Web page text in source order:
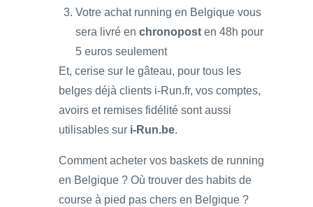
Votre achat running en Belgique vous
sera livré en chronopost en 48h pour
5 euros seulement
Et, cerise sur le gâteau, pour tous les
belges déjà clients i-Run.fr, vos comptes,
avoirs et remises fidélité sont aussi
utilisables sur i-Run.be.
Comment acheter vos baskets de running
en Belgique ? Où trouver des habits de
course à pied pas chers en Belgique ?